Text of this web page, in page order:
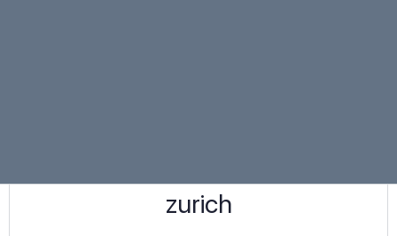
zurich